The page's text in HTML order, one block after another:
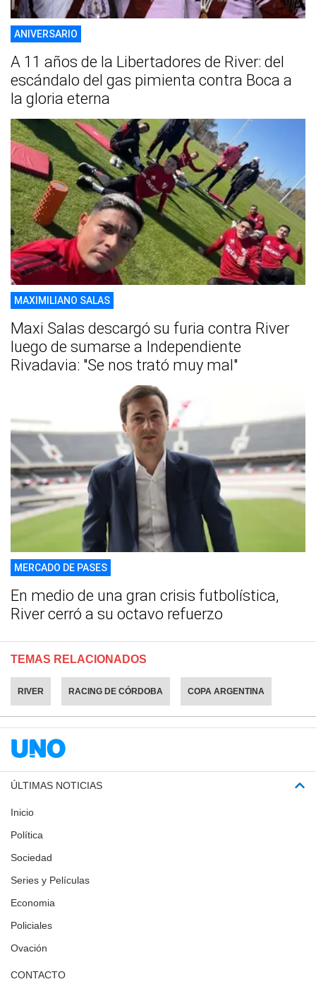
ANIVERSARIO
A 11 años de la Libertadores de River: del
escándalo del gas pimienta contra Boca a
la gloria eterna
MAXIMILIANO SALAS
Maxi Salas descargó su furia contra River
luego de sumarse a Independiente
Rivadavia: "Se nos trató muy mal"
MERCADO DE PASES
En medio de una gran crisis futbolística,
River cerró a su octavo refuerzo
TEMAS RELACIONADOS
RIVER RACING DE CÓRDOBA COPA ARGENTINA
ÚLTIMAS NOTICIAS
Inicio
Política
Sociedad
Series y Películas
Economia
Policiales
Ovación
CONTACTO